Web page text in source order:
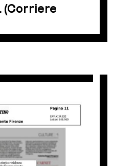
(Corriere